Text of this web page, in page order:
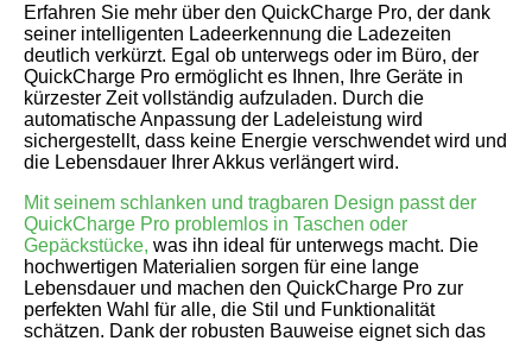
Erfahren Sie mehr über den QuickCharge Pro, der dank
seiner intelligenten Ladeerkennung die Ladezeiten
deutlich verkürzt. Egal ob unterwegs oder im Büro, der
QuickCharge Pro ermöglicht es Ihnen, Ihre Geräte in
kürzester Zeit vollständig aufzuladen. Durch die
automatische Anpassung der Ladeleistung wird
sichergestellt, dass keine Energie verschwendet wird und
die Lebensdauer Ihrer Akkus verlängert wird.
Mit seinem schlanken und tragbaren Design passt der
QuickCharge Pro problemlos in Taschen oder
Gepäckstücke, was ihn ideal für unterwegs macht. Die
hochwertigen Materialien sorgen für eine lange
Lebensdauer und machen den QuickCharge Pro zur
perfekten Wahl für alle, die Stil und Funktionalität
schätzen. Dank der robusten Bauweise eignet sich das